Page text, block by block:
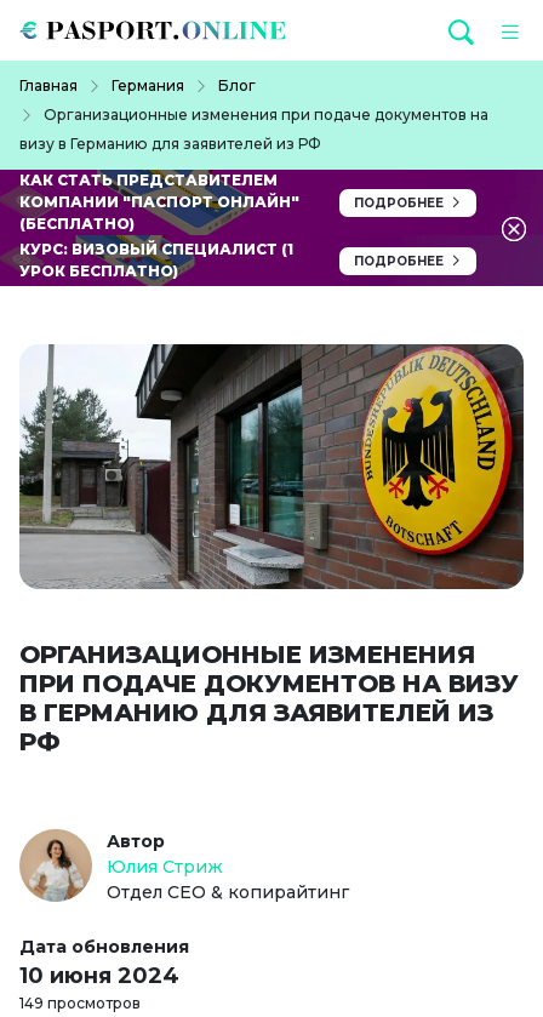
Главная Германия
Блог
Организационные изменения при подаче документов на
визу в Германию для заявителей из РФ
КАК СТАТЬ ПРЕДСТАВИТЕЛЕМ
КОМПАНИИ "ПАСПОРТ ОНЛАЙН"
(БЕСПЛАТНО)
ПОДРОБНЕЕ
КУРС: ВИЗОВЫЙ СПЕЦИАЛИСТ (1
УРОК БЕСПЛАТНО)
ПОДРОБНЕЕ
ОРГАНИЗАЦИОННЫЕ ИЗМЕНЕНИЯ
ПРИ ПОДАЧЕ ДОКУМЕНТОВ НА ВИЗУ
В ГЕРМАНИЮ ДЛЯ ЗАЯВИТЕЛЕЙ ИЗ
РФ
Автор
Юлия Стриж
Отдел СЕО & копирайтинг
Дата обновления
10 июня 2024
149 просмотров